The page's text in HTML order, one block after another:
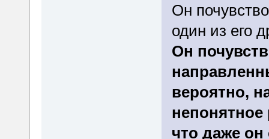
Он
один из его
Он
вероятно,
непонятное
что даже